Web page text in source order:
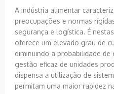
A indústria alimentar
preocupações e normas
segurança e logística. É
oferece um elevado grau de
diminuindo a probabilidade de
gestão eficaz de unidades
dispensa a utilização de
permitam uma maior rapidez